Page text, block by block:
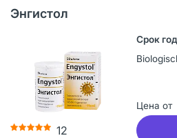
Энгистол
12
Цена от